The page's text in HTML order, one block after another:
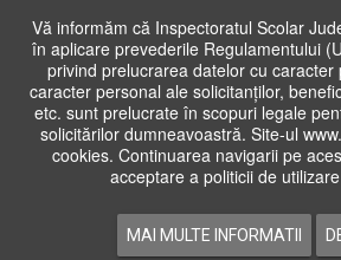
Vă informăm că Inspectoratul Scolar
în aplicare prevederile Regulamentului
privind prelucrarea datelor cu caracter
caracter personal ale solicitanților,
etc. sunt prelucrate în scopuri legale
solicitărilor dumneavoastră. Site-ul
cookies. Continuarea navigarii pe
acceptare a politicii de
MAI MULTE INFORMATII
Cauta
in
siteAcasa Cadre Didactice
Examene Naționale